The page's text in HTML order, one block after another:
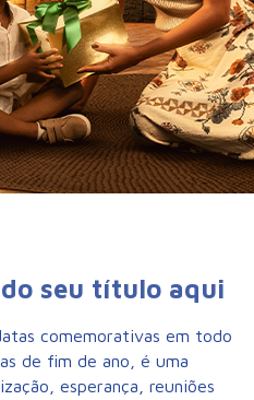
seu título aqui
comemorativas em todo
de fim de ano, é uma
esperança, reuniões